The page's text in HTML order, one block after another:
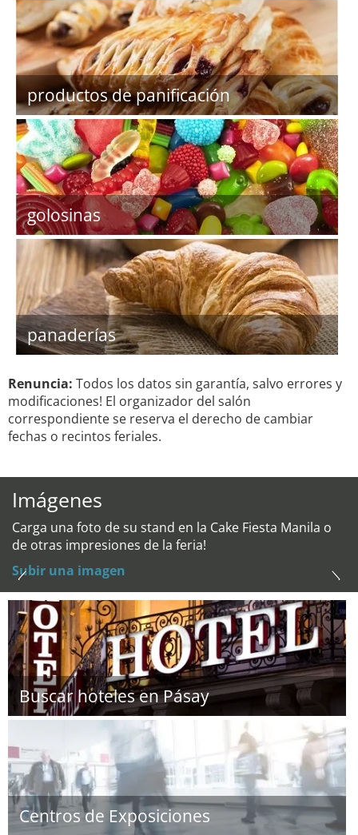
productos de panificación
golosinas
panaderías
Renuncia: Todos los datos sin garantía, salvo errores y
modificaciones! El organizador del salón
correspondiente se reserva el derecho de cambiar
fechas o recintos feriales.
Imágenes
Carga una foto de su stand en la Cake Fiesta Manila o
de otras impresiones de la feria!
Subir una imagen
Buscar hoteles en Pásay
Centros de Exposiciones